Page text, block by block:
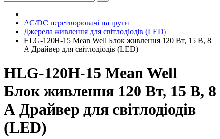
AC/DC перетворювачі напруги
Джерела живлення для світлодіодів (LED)
HLG-120H-15 Mean Well Блок живлення 120 Вт, 15 В, 8
А Драйвер для світлодіодів (LED)
HLG-120H-15 Mean Well
Блок живлення 120 Вт, 15 В, 8
А Драйвер для світлодіодів
(LED)